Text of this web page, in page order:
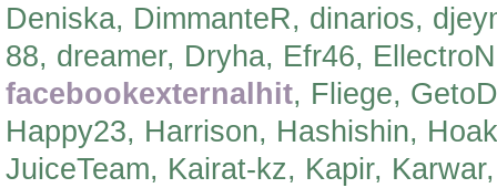
Deniska, DimmanteR, dinarios,
88, dreamer, Dryha, Efr46,
facebookexternalhit, Fliege,
Happy23, Harrison, Hashishin,
JuiceTeam, Kairat-kz, Kapir,